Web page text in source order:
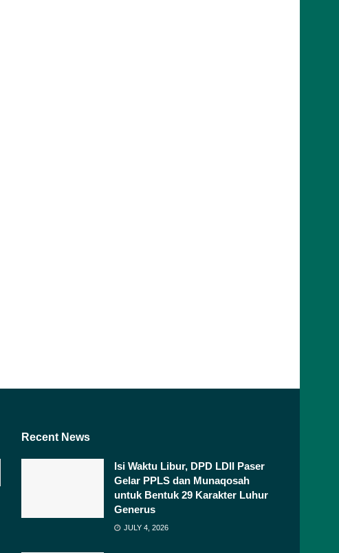
Recent News
Isi Waktu Libur, DPD LDII Paser
Gelar PPLS dan Munaqosah
untuk Bentuk 29 Karakter Luhur
Generus
JULY 4, 2026